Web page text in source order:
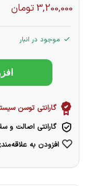
3,200,000تومان
موجود در انبار
گارانتی توسن
گارانتی اصالت و
افزودن به